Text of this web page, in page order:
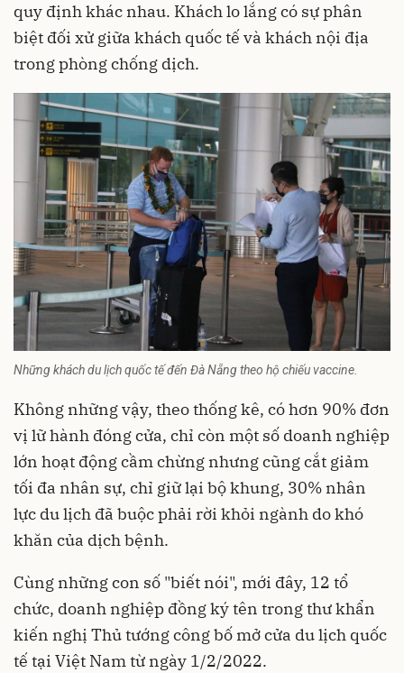
quy định khác nhau. Khách lo lắng có sự phân
biệt đối xử giữa khách quốc tế và khách nội địa
trong phòng chống dịch.
Những khách du lịch quốc tế đến Đà Nẵng theo hộ chiếu vaccine.
Không những vậy, theo thống kê, có hơn 90% đơn
vị lữ hành đóng cửa, chỉ còn một số doanh nghiệp
lớn hoạt động cầm chừng nhưng cũng cắt giảm
tối đa nhân sự, chỉ giữ lại bộ khung, 30% nhân
lực du lịch đã buộc phải rời khỏi ngành do khó
khăn của dịch bệnh.
Cùng những con số "biết nói", mới đây, 12 tổ
chức, doanh nghiệp đồng ký tên trong thư khẩn
kiến nghị Thủ tướng công bố mở cửa du lịch quốc
tế tại Việt Nam từ ngày 1/2/2022.